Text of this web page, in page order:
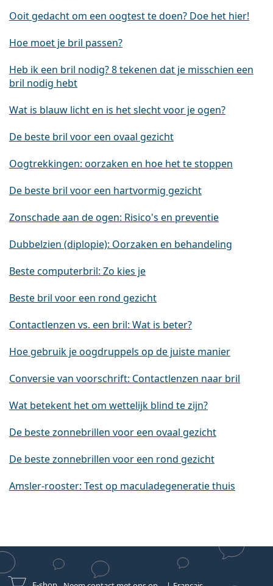
Ooit gedacht om een oogtest te doen? Doe het hier!
Hoe moet je bril passen?
Heb ik een bril nodig? 8 tekenen dat je misschien een
bril nodig hebt
Wat is blauw licht en is het slecht voor je ogen?
De beste bril voor een ovaal gezicht
Oogtrekkingen: oorzaken en hoe het te stoppen
De beste bril voor een hartvormig gezicht
Zonschade aan de ogen: Risico's en preventie
Dubbelzien (diplopie): Oorzaken en behandeling
Beste computerbril: Zo kies je
Beste bril voor een rond gezicht
Contactlenzen vs. een bril: Wat is beter?
Hoe gebruik je oogdruppels op de juiste manier
Conversie van voorschrift: Contactlenzen naar bril
Wat betekent het om wettelijk blind te zijn?
De beste zonnebrillen voor een ovaal gezicht
De beste zonnebrillen voor een rond gezicht
Amsler-rooster: Test op maculadegeneratie thuis